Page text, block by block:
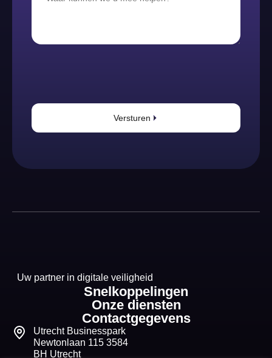
Versturen
Uw partner in digitale veiligheid
Snelkoppelingen
Onze diensten
Contactgegevens
Utrecht Businesspark
Newtonlaan 115 3584
BH Utrecht